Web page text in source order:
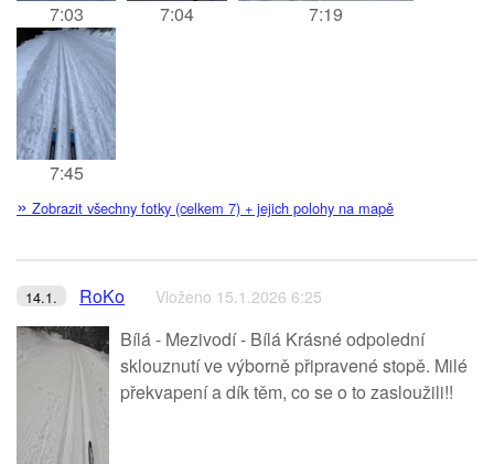
7:03 7:04 7:19
7:45
» Zobrazit všechny fotky (celkem 7) + jejich polohy na mapě
14.1. RoKo Vloženo 15.1.2026 6:25
Bílá - Mezivodí - Bílá Krásné odpolední
sklouznutí ve výborně připravené stopě. Milé
překvapení a dík těm, co se o to zasloužili!!